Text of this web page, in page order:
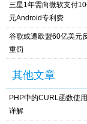
三星1年需向微软支付
元Android专利费
谷歌或遭欧盟60亿美元
重罚
其他文章
PHP中的CURL函数使
详解